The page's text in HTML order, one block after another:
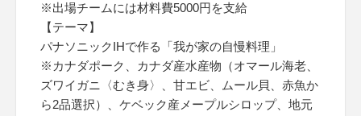
※出場チームには材料費5000円を支給
【テーマ】
パナソニックIHで作る「我が家の自慢料理」
※カナダポーク、カナダ産水産物（オマール海老、
ズワイガニ〈むき身〉、甘エビ、ムール貝、赤魚か
ら2品選択）、ケベック産メープルシロップ、地元